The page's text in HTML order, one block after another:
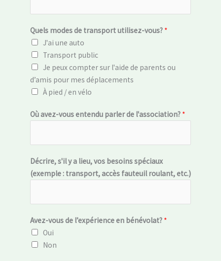
Quels modes de transport utilisez-vous? *
J'ai une auto
Transport public
Je peux compter sur l'aide de parents ou
d’amis pour mes déplacements
À pied / en vélo
Où avez-vous entendu parler de l'association? *
Décrire, s'il y a lieu, vos besoins spéciaux
(exemple : transport, accès fauteuil roulant, etc.)
Avez-vous de l’expérience en bénévolat? *
Oui
Non